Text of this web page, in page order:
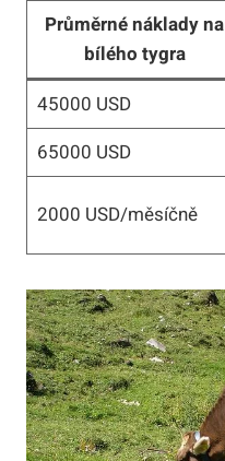
Průměrné náklady na
bílého tygra
45000 ​USD
65000 USD
2000 USD/měsíčně